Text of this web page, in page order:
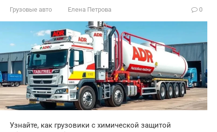
Грузовые авто Елена Петрова 0
Узнайте, как грузовики с химической защитой